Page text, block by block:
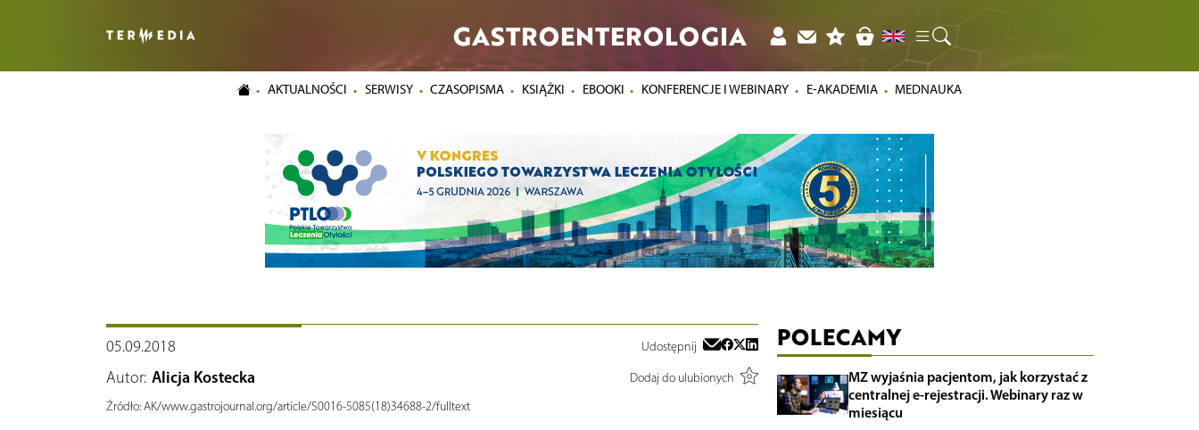
GASTROENTEROLOGIA
AKTUALNOŚCI SERWISY CZASOPISMA KSIĄŻKI EBOOKI KONFERENCJE I WEBINARY E-AKADEMIA MEDNAUKA
05.09.2018 Udostępnij
Autor: Alicja Kostecka
Dodaj do ulubionych
Źródło:AK/www.gastrojournal.org/article/S0016-5085(18)34688-2/fulltext
POLECAMY
MZ wyjaśnia pacjentom, jak korzystać z
centralnej e-rejestracji. Webinary raz w
miesiącu